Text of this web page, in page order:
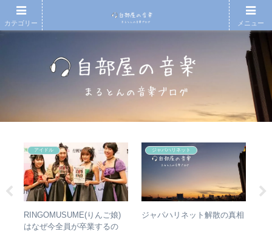
アイドル
RINGOMUSUME(りんご娘)
はなぜ今全員が卒業するの
ジャパハリネット
ジャパハリネット解散の真相
カテゴリー メニュー